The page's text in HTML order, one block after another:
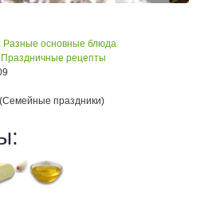
Разные основные блюда
Праздничные рецепты
праздники)